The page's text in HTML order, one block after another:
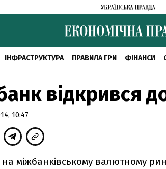
ІНФРАСТРУКТУРА ПРАВИЛА ГРИ ФІНАНСИ
відкрився
10:47
міжбанківському валютному